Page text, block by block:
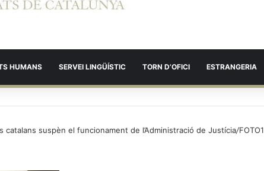
HUMANS SERVEI LINGÜÍSTIC TORN D’OFICI ESTRANGERIA
catalans suspèn el funcionament de l’Administració de Justícia/FOTO1